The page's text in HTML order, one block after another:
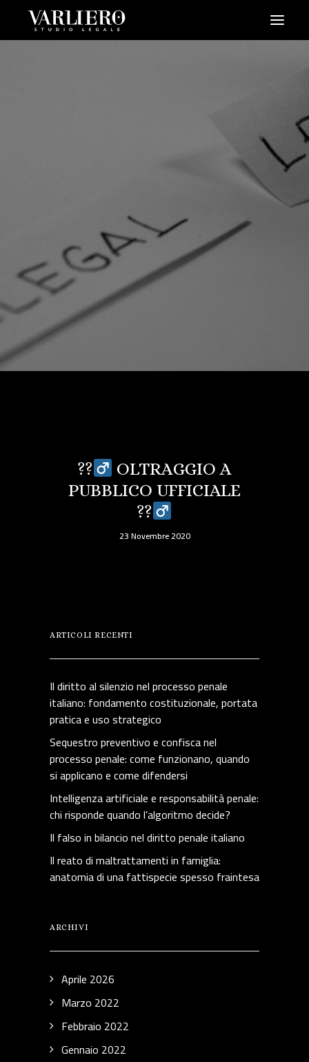
PRENDI UN APPUNTAMENTO
??‍
OLTRAGGIO A
PUBBLICO UFFICIALE
??‍
23 Novembre 2020
ARTICOLI RECENTI
Il diritto al silenzio nel processo penale
italiano: fondamento costituzionale, portata
pratica e uso strategico
Sequestro preventivo e confisca nel
processo penale: come funzionano, quando
si applicano e come difendersi
Intelligenza artificiale e responsabilità penale:
chi risponde quando l’algoritmo decide?
Il falso in bilancio nel diritto penale italiano
Il reato di maltrattamenti in famiglia:
anatomia di una fattispecie spesso fraintesa
ARCHIVI
Aprile 2026
Marzo 2022
Febbraio 2022
Gennaio 2022